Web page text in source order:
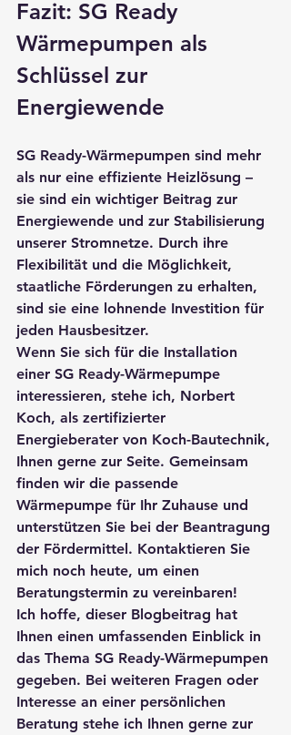
Fazit: SG Ready
Wärmepumpen als
Schlüssel zur
Energiewende
SG Ready-Wärmepumpen sind mehr
als nur eine effiziente Heizlösung –
sie sind ein wichtiger Beitrag zur
Energiewende und zur Stabilisierung
unserer Stromnetze. Durch ihre
Flexibilität und die Möglichkeit,
staatliche Förderungen zu erhalten,
sind sie eine lohnende Investition für
jeden Hausbesitzer.
Wenn Sie sich für die Installation
einer SG Ready-Wärmepumpe
interessieren, stehe ich, Norbert
Koch, als zertifizierter
Energieberater von Koch-Bautechnik,
Ihnen gerne zur Seite. Gemeinsam
finden wir die passende
Wärmepumpe für Ihr Zuhause und
unterstützen Sie bei der Beantragung
der Fördermittel. Kontaktieren Sie
mich noch heute, um einen
Beratungstermin zu vereinbaren!
Ich hoffe, dieser Blogbeitrag hat
Ihnen einen umfassenden Einblick in
das Thema SG Ready-Wärmepumpen
gegeben. Bei weiteren Fragen oder
Interesse an einer persönlichen
Beratung stehe ich Ihnen gerne zur